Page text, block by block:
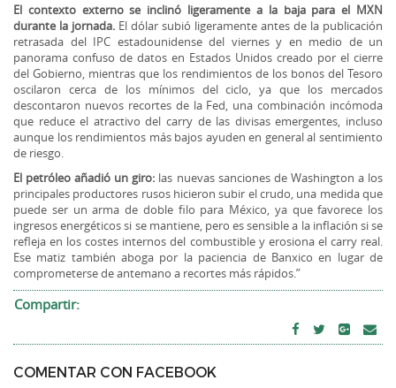
El contexto externo se inclinó ligeramente a la baja para el MXN
durante la jornada. El dólar subió ligeramente antes de la publicación
retrasada del IPC estadounidense del viernes y en medio de un
panorama confuso de datos en Estados Unidos creado por el cierre
del Gobierno, mientras que los rendimientos de los bonos del Tesoro
oscilaron cerca de los mínimos del ciclo, ya que los mercados
descontaron nuevos recortes de la Fed, una combinación incómoda
que reduce el atractivo del carry de las divisas emergentes, incluso
aunque los rendimientos más bajos ayuden en general al sentimiento
de riesgo.
El petróleo añadió un giro: las nuevas sanciones de Washington a los
principales productores rusos hicieron subir el crudo, una medida que
puede ser un arma de doble filo para México, ya que favorece los
ingresos energéticos si se mantiene, pero es sensible a la inflación si se
refleja en los costes internos del combustible y erosiona el carry real.
Ese matiz también aboga por la paciencia de Banxico en lugar de
comprometerse de antemano a recortes más rápidos.”
Compartir:
COMENTAR CON FACEBOOK